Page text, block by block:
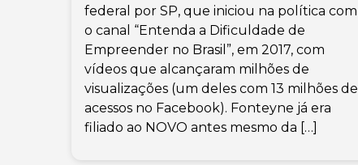
federal por SP, que iniciou na política com
o canal “Entenda a Dificuldade de
Empreender no Brasil”, em 2017, com
vídeos que alcançaram milhões de
visualizações (um deles com 13 milhões de
acessos no Facebook). Fonteyne já era
filiado ao NOVO antes mesmo da […]